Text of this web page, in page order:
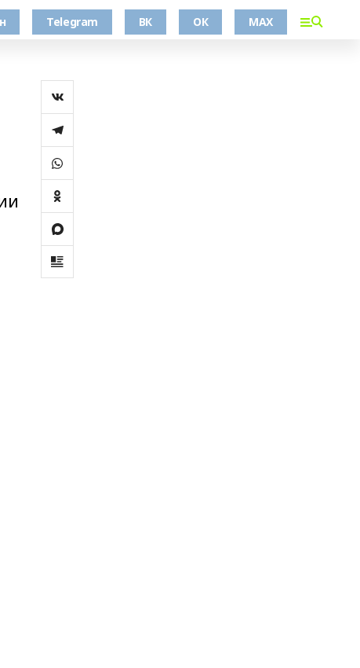
Telegram ВК ОК MAX